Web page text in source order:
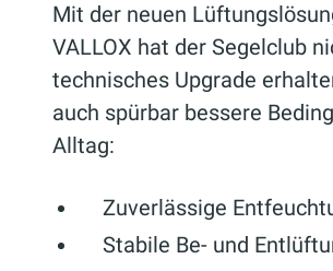
Mit der neuen
VALLOX hat der Segelclub
technisches Upgrade
auch spürbar bessere
Alltag:
Zuverlässige
Stabile Be- und